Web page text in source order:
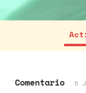
Comentario 5